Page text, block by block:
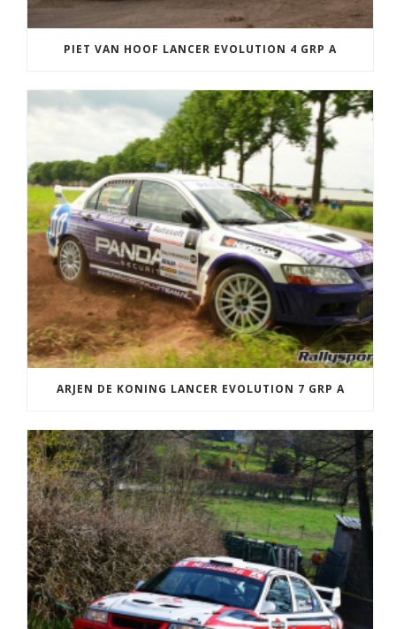
PIET VAN HOOF LANCER EVOLUTION 4 GRP A
ARJEN DE KONING LANCER EVOLUTION 7 GRP A